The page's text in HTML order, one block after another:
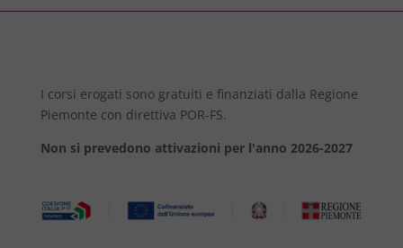
I corsi erogati sono gratuiti e finanziati dalla Regione
Piemonte con direttiva POR-FS.
Non si prevedono attivazioni per l'anno 2026-2027